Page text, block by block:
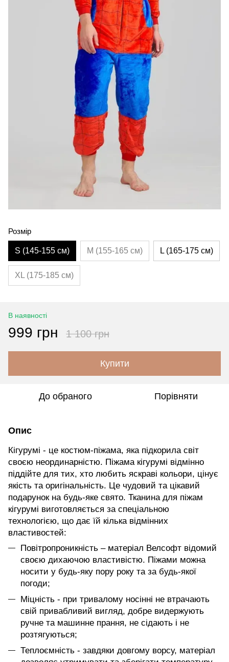
Розмір
S (145-155 см) M (155-165 см) L (165-175 см)
XL (175-185 см)
В наявності
999 грн 1 100 грн
Купити
До обраного Порівняти
Опис
Кігурумі - це костюм-піжама, яка підкорила світ
своєю неординарністю. Піжама кігурумі відмінно
піддійте для тих, хто любить яскраві кольори, цінує
якість та оригінальність. Це чудовий та цікавий
подарунок на будь-яке свято. Тканина для піжам
кігурумі виготовляється за спеціальною
технологією, що дає їй кілька відмінних
властивостей:
Повітропроникність – матеріал Велсофт відомий
своєю дихаючою властивістю. Піжами можна
носити у будь-яку пору року та за будь-якої
погоди;
Міцність - при тривалому носінні не втрачають
свій привабливий вигляд, добре видержують
ручне та машинне прання, не сідають і не
розтягуються;
Теплоємність - завдяки довгому ворсу, матеріал